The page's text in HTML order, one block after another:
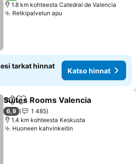
1.8 km kohteesta Catedral de Valencia
Retkipalvelun apu
tarkat hinnat
Katso hinnat
Jaa Lisää suosikkeihin
Suites Rooms Valencia
6,9
1 485
1.4 km kohteesta Keskusta
Huoneen kahvinkeitin